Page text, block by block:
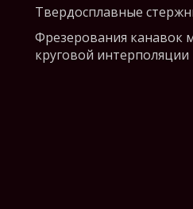
Твердосплавные
Фрезерования канавок
круговой интерполяции